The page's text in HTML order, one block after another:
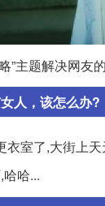
”主题解决网友
人，该怎么办?
衣室了,大街上
哈...